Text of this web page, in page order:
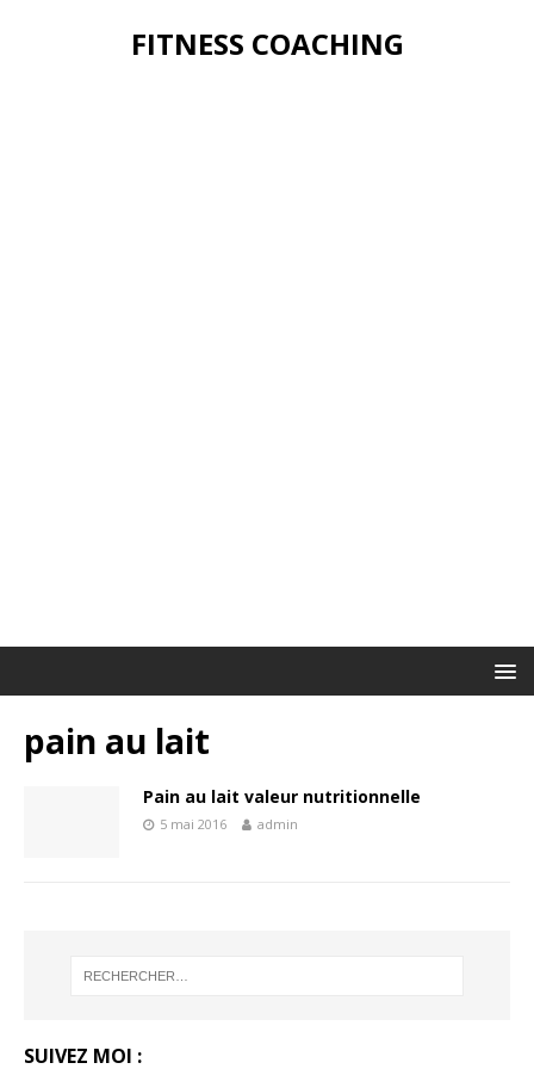
FITNESS COACHING
pain au lait
Pain au lait valeur nutritionnelle
5 mai 2016 admin
SUIVEZ MOI :